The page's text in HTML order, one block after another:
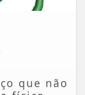
que não